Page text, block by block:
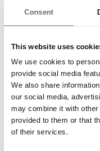
Consent
This website uses
We use cookies to
provide social media
We also share
our social media,
may combine it with
provided to them or that
of their services.
Sanifix AB är främst
med omnejd. För att
vänligen skriv